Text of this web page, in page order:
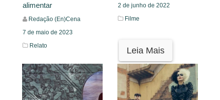
alimentar
Redação (En)Cena
7 de maio de 2023
Relato
Leia Mais
2 de junho de 2022
Filme
Leia Mais